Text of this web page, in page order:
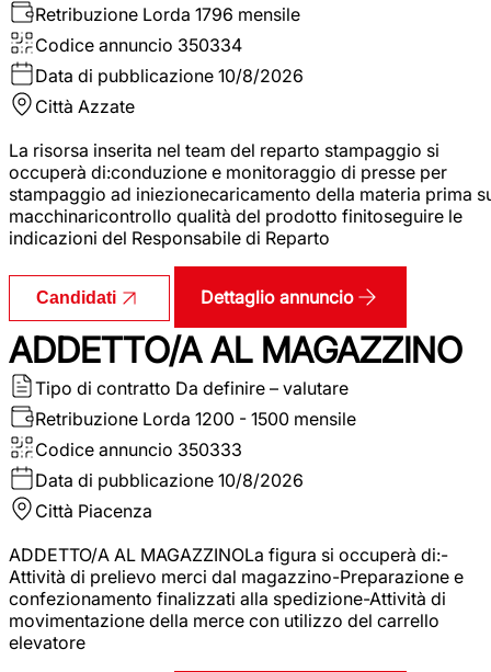
Retribuzione Lorda 1796 mensile
Codice annuncio 350334
Data di pubblicazione 10/8/2026
Città Azzate
La risorsa inserita nel team del reparto stampaggio si
occuperà di:conduzione e monitoraggio di presse per
stampaggio ad iniezionecaricamento della materia prima
macchinaricontrollo qualità del prodotto finitoseguire le
indicazioni del Responsabile di Reparto
Candidati Dettaglio annuncio
ADDETTO/A AL MAGAZZINO
Tipo di contratto Da definire – valutare
Retribuzione Lorda 1200 - 1500 mensile
Codice annuncio 350333
Data di pubblicazione 10/8/2026
Città Piacenza
ADDETTO/A AL MAGAZZINOLa figura si occuperà di:-
Attività di prelievo merci dal magazzino-Preparazione e
confezionamento finalizzati alla spedizione-Attività di
movimentazione della merce con utilizzo del carrello
elevatore